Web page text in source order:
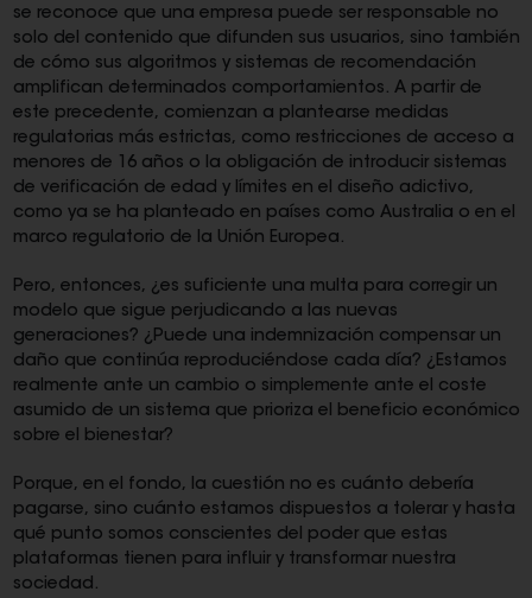
se reconoce que una empresa puede ser responsable no
solo del contenido que difunden sus usuarios, sino también
de cómo sus algoritmos y sistemas de recomendación
amplifican determinados comportamientos. A partir de
este precedente, comienzan a plantearse medidas
regulatorias más estrictas, como restricciones de acceso a
menores de 16 años o la obligación de introducir sistemas
de verificación de edad y límites en el diseño adictivo,
como ya se ha planteado en países como Australia o en el
marco regulatorio de la Unión Europea.
Pero, entonces, ¿es suficiente una multa para corregir un
modelo que sigue perjudicando a las nuevas
generaciones? ¿Puede una indemnización compensar un
daño que continúa reproduciéndose cada día? ¿Estamos
realmente ante un cambio o simplemente ante el coste
asumido de un sistema que prioriza el beneficio económico
sobre el bienestar?
Porque, en el fondo, la cuestión no es cuánto debería
pagarse, sino cuánto estamos dispuestos a tolerar y hasta
qué punto somos conscientes del poder que estas
plataformas tienen para influir y transformar nuestra
sociedad.